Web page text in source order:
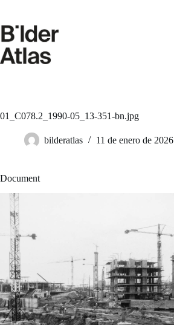
contenido
01_C078.2_1990-05_13-351-bn.jpg
bilderatlas 11 de enero de 2026
Document